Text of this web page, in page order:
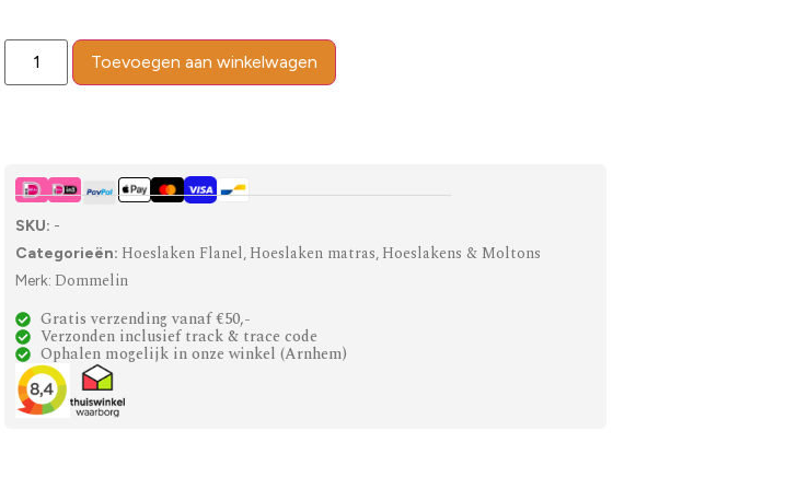
Toevoegen aan winkelwagen
SKU: -
Categorieën: Hoeslaken Flanel, Hoeslaken matras, Hoeslakens & Moltons
Merk: Dommelin
Gratis verzending vanaf €50,-
Verzonden inclusief track & trace code
Ophalen mogelijk in onze winkel (Arnhem)